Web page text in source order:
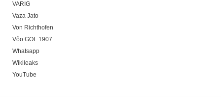
VARIG
Vaza Jato
Von Richthofen
Vôo GOL 1907
Whatsapp
Wikileaks
YouTube